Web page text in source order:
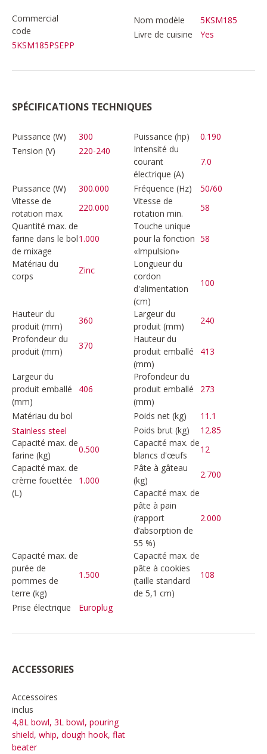
Commercial
code
5KSM185PSEPP
Nom modèle
5KSM185
Livre de cuisine
Yes
SPÉCIFICATIONS TECHNIQUES
Puissance (W) 300 Puissance (hp)
0.190
Tension (V)
220-240
Intensité du
courant
électrique (A)
7.0
Puissance (W) 300.000 Fréquence (Hz)
50/60
Vitesse de
rotation max.
220.000
Vitesse de
rotation min.
58
Quantité max. de
farine dans le bol
de mixage
1.000
Touche unique
pour la fonction
«Impulsion»
58
Matériau du
corps
Zinc
Longueur du
cordon
d'alimentation
(cm)
100
Hauteur du
produit (mm)
360
Largeur du
produit (mm)
240
Profondeur du
produit (mm)
370
Hauteur du
produit emballé
(mm)
413
Largeur du
produit emballé
(mm)
406
Profondeur du
produit emballé
(mm)
273
Matériau du bol
Stainless steel
Poids net (kg)
11.1
Poids brut (kg)
12.85
Capacité max. de
farine (kg)
0.500
Capacité max. de
blancs d'œufs
12
Capacité max. de
crème fouettée
(L)
1.000
Pâte à gâteau
(kg)
2.700
Capacité max. de
pâte à pain
(rapport
d’absorption de
55 %)
2.000
Capacité max. de
purée de
pommes de
terre (kg)
1.500
Capacité max. de
pâte à cookies
(taille standard
de 5,1 cm)
108
Prise électrique Europlug
ACCESSORIES
Accessoires
inclus
4,8L bowl, 3L bowl, pouring
shield, whip, dough hook, flat
beater